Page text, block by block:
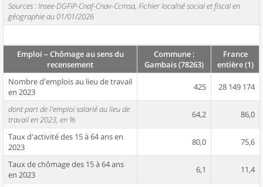
Sources : Insee-DGFiP-Cnaf-Cnav-Ccmsa, Fichier localisé social et fiscal en
géographie au 01/01/2026
Emploi – Chômage au sens du
recensement
Commune :
Gambais (78263)
France
entière (1)
Nombre d'emplois au lieu de travail
en 2023
425 28 149 174
dont part de l'emploi salarié au lieu de
travail en 2023, en %
64,2 86,0
Taux d'activité des 15 à 64 ans en
2023
80,0 75,6
Taux de chômage des 15 à 64 ans
en 2023
6,1 11,4